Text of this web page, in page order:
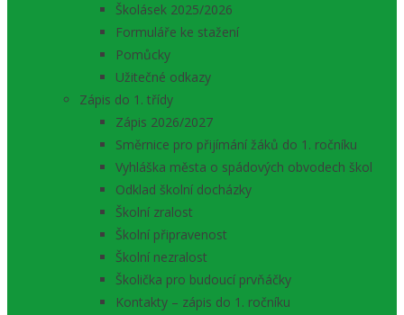
Školásek 2025/2026
Formuláře ke stažení
Pomůcky
Užitečné odkazy
Zápis do 1. třídy
Zápis 2026/2027
Směrnice pro přijímání žáků do 1. ročníku
Vyhláška města o spádových obvodech škol
Odklad školní docházky
Školní zralost
Školní připravenost
Školní nezralost
Školička pro budoucí prvňáčky
Kontakty – zápis do 1. ročníku